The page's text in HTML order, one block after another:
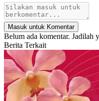
Masuk untuk Komentar
Belum ada komentar. Jadilah
Berita Terkait